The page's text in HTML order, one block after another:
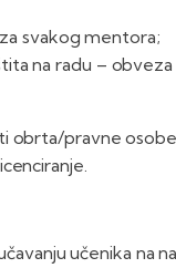
svakog mentora;
na radu –
obrta/pravne
učenika na